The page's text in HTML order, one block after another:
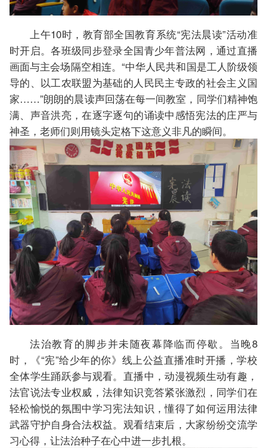
上午10时，教育部全国教育系统“宪法晨读”活动准
时开启。各班级同步登录全国青少年普法网，通过直播
画面与主会场隔空相连。“中华人民共和国是工人阶级领
导的、以工农联盟为基础的人民民主专政的社会主义国
家……”朗朗的晨读声回荡在每一间教室，同学们精神饱
满、声音洪亮，在逐字逐句的诵读中感悟宪法的庄严与
神圣，老师们则用镜头定格下这意义非凡的瞬间。
法治教育的脚步并未随夜幕降临而停歇。当晚8
时，《“宪”给少年的你》线上公益直播准时开播，学校
全体学生踊跃参与观看。直播中，动漫视频生动有趣，
法官说法专业权威，法律知识竞答紧张激烈，同学们在
轻松愉悦的氛围中学习宪法知识，懂得了如何运用法律
武器守护自身合法权益。观看结束后，大家纷纷交流学
习心得，让法治种子在心中进一步扎根。